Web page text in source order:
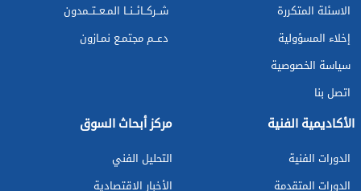
الاسئلة المتكررة
إخلاء المسؤولية
سياسة الخصوصية
اتصل بنا
شــركــائــنــا المـعــتــمدون
دعــم مجتمـع نمـازون
الأكاديمية الفنية
الدورات الفنية
الدورات المتقدمة
مركز أبحاث السوق
التحليل الفني
الأخبار الاقتصادية